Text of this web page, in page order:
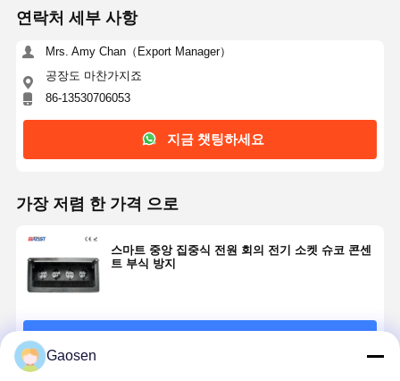
연락처 세부 사항
Mrs. Amy Chan（Export Manager）
공장도 마찬가지죠
86-13530706053
지금 챗팅하세요
가장 저렴 한 가격 으로
스마트 중앙 집중식 전원 회의 전기 소켓 슈코 콘센
트 부식 방지
Gaosen